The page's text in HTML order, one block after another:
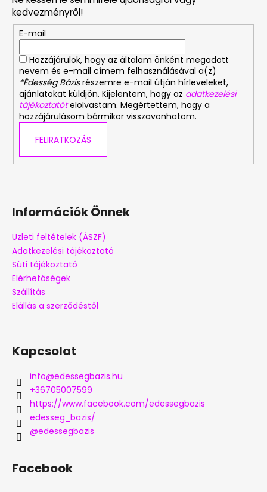
kedvezményről!
E-mail
Hozzájárulok, hogy az általam önként megadott
nevem és e-mail címem felhasználásával a(z)
*Édesség Bázisrészemre e-mail útján hírleveleket,
ajánlatokat küldjön. Kijelentem, hogy az adatkezelési
tájékoztatót elolvastam. Megértettem, hogy a
hozzájárulásom bármikor visszavonhatom.
FELIRATKOZÁS
Információk Önnek
Üzleti feltételek (ÁSZF)
Adatkezelési tájékoztató
Süti tájékoztató
Elérhetőségek
Szállítás
Elállás a szerződéstől
Kapcsolat
info@edessegbazis.hu
+36705007599
https://www.facebook.com/edessegbazis
edesseg_bazis/
@edessegbazis
Facebook